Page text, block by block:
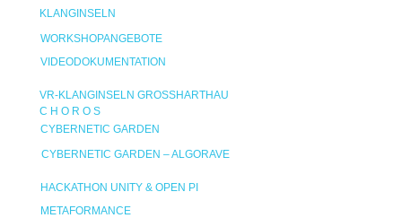
KLANGINSELN
WORKSHOPANGEBOTE
VIDEODOKUMENTATION
VR-KLANGINSELN GROSSHARTHAU
C H O R O S
CYBERNETIC GARDEN
CYBERNETIC GARDEN – ALGORAVE
HACKATHON UNITY & OPEN PI
METAFORMANCE